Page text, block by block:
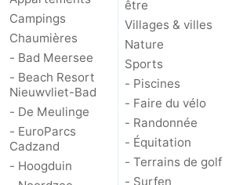
Gand
La
côte
-
Knokke-
Heist
-
Zeebrugge
-
Blankenberge
-
Campings
Chaumières
- Bad Meersee
- Beach Resort
Nieuwvliet-Bad
- De Meulinge
- EuroParcs
Cadzand
- Hoogduin
être
Villages & villes
Nature
Sports
- Piscines
- Faire du vélo
- Randonnée
- Équitation
- Terrains de golf
- Surfen